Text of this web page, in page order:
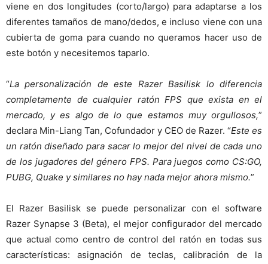
viene en dos longitudes (corto/largo) para adaptarse a los
diferentes tamaños de mano/dedos, e incluso viene con una
cubierta de goma para cuando no queramos hacer uso de
este botón y necesitemos taparlo.
“La personalización de este Razer Basilisk lo diferencia
completamente de cualquier ratón FPS que exista en el
mercado, y es algo de lo que estamos muy orgullosos,”
declara Min-Liang Tan, Cofundador y CEO de Razer. “Este es
un ratón diseñado para sacar lo mejor del nivel de cada uno
de los jugadores del género FPS. Para juegos como CS:GO,
PUBG, Quake y similares no hay nada mejor ahora mismo.”
El Razer Basilisk se puede personalizar con el software
Razer Synapse 3 (Beta), el mejor configurador del mercado
que actual como centro de control del ratón en todas sus
características: asignación de teclas, calibración de la